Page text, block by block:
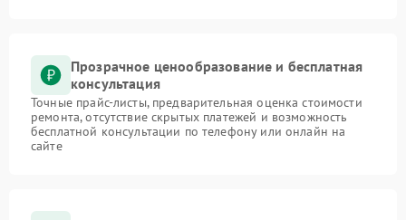
Прозрачное ценообразование и бесплатная
консультация
Точные прайс-листы, предварительная оценка стоимости
ремонта, отсутствие скрытых платежей и возможность
бесплатной консультации по телефону или онлайн на
сайте